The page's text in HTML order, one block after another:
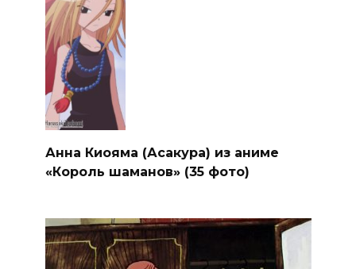
Анна Киояма (Асакура) из аниме
«Король шаманов» (35 фото)